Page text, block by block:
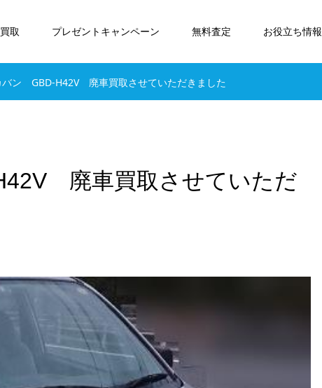
取 プレゼントキャンペーン 無料査定 お役立ち情報
バン GBD-H42V 廃車買取させていただきました
廃車買取させていただ